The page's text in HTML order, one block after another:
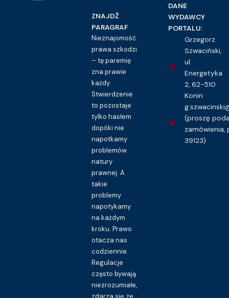
ZNAJDŹ
PARAGRAF
Nieznajomość
prawa szkodzi
– tę paremię
zna prawie
każdy.
Stwierdzenie
to pozostaje
tylko hasłem
dopóki nie
napotkamy
problemów
natury
prawnej. A
takie
problemy
napotykamy
na każdym
kroku. Prawo
otacza nas
codziennie.
Regulacje
często bywają
niezrozumiałe,
zdarza się, że
DANE
WYDAWCY
PORTALU:
Grzegorz
Szwaciński,
ul.
Energetyka
2, 62-510
Konin
(proszę
zamówienia,
39123)